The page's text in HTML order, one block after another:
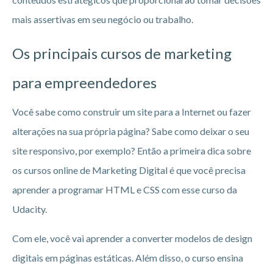
mais assertivas em seu negócio ou trabalho.
Os principais cursos de marketing
para empreendedores
Você sabe como construir um site para a Internet ou fazer
alterações na sua própria página? Sabe como deixar o seu
site responsivo, por exemplo? Então a primeira dica sobre
os cursos online de Marketing Digital é que você precisa
aprender a programar HTML e CSS com esse curso da
Udacity.
Com ele, você vai aprender a converter modelos de design
digitais em páginas estáticas. Além disso, o curso ensina